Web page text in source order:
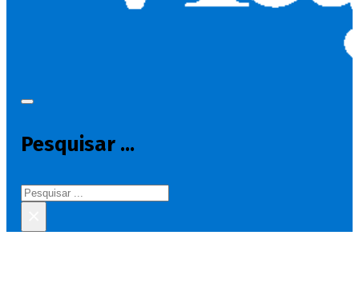
Pesquisar ...
Pesquisar